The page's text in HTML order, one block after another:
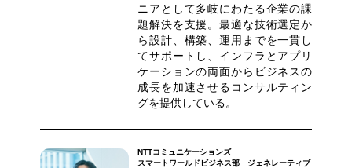
ニアとして多岐にわたる企業の課
題解決を支援。最適な技術選定か
ら設計、構築、運用までを一貫し
てサポートし、インフラとアプリ
ケーションの両面からビジネスの
成長を加速させるコンサルティン
グを提供している。
NTTコミュニケーションズ
スマートワールドビジネス部 ジェネレーティブ